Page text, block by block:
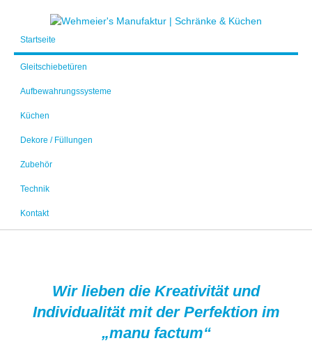
Startseite
Gleitschiebetüren
Aufbewahrungssysteme
Küchen
Dekore / Füllungen
Zubehör
Technik
Kontakt
Wir lieben die Kreativität und
Individualität mit der Perfektion im
„manu factum“